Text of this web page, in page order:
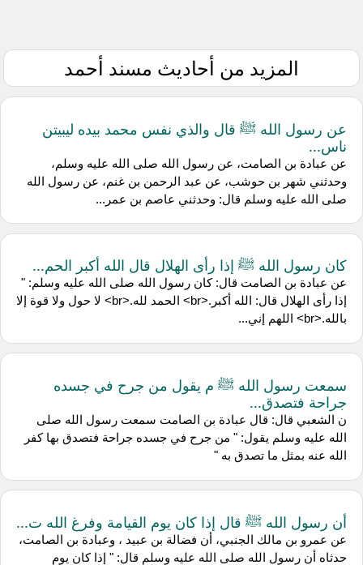
المزيد من أحاديث مسند أحمد
عن رسول الله ﷺ قال والذي نفس محمد بيده ليبيتن
ناس...
عن عبادة بن الصامت، عن رسول الله صلى الله عليه وسلم،
وحدثني شهر بن حوشب، عن عبد الرحمن بن غنم، عن رسول الله
صلى الله عليه وسلم قال: وحدثني عاصم بن عمر...
كان رسول الله ﷺ إذا رأى الهلال قال الله أكبر الحم...
عن عبادة بن الصامت قال: كان رسول الله صلى الله عليه وسلم: "
إذا رأى الهلال قال: الله أكبر.<br> الحمد لله.<br> لا حول ولا قوة إلا
بالله.<br> اللهم إني...
سمعت رسول الله ﷺ م يقول من جرح في جسده
جراحة فتصدق...
ن الشعبي قال: قال عبادة بن الصامت سمعت رسول الله صلى
الله عليه وسلم يقول: " من جرح في جسده جراحة فتصدق بها كفر
الله عنه بمثل ما تصدق به "
أن رسول الله ﷺ قال إذا كان يوم القيامة وفرغ الله ت...
عن عمرو بن مالك الجنبي، أن فضالة بن عبيد ، وعبادة بن الصامت،
حدثاه أن رسول الله صلى الله عليه وسلم قال: " إذا كان يوم